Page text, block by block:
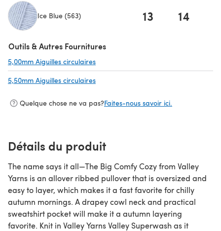
Ice Blue (563) 13 14
Outils & Autres Fournitures
5,00mm Aiguilles circulaires
5,50mm Aiguilles circulaires
Quelque chose ne va pas?Faites-nous savoir ici.
Détails du produit
The name says it all—The Big Comfy Cozy from Valley
Yarns is an allover ribbed pullover that is oversized and
easy to layer, which makes it a fast favorite for chilly
autumn mornings. A drapey cowl neck and practical
sweatshirt pocket will make it a autumn layering
favorite. Knit in Valley Yarns Valley Superwash as it